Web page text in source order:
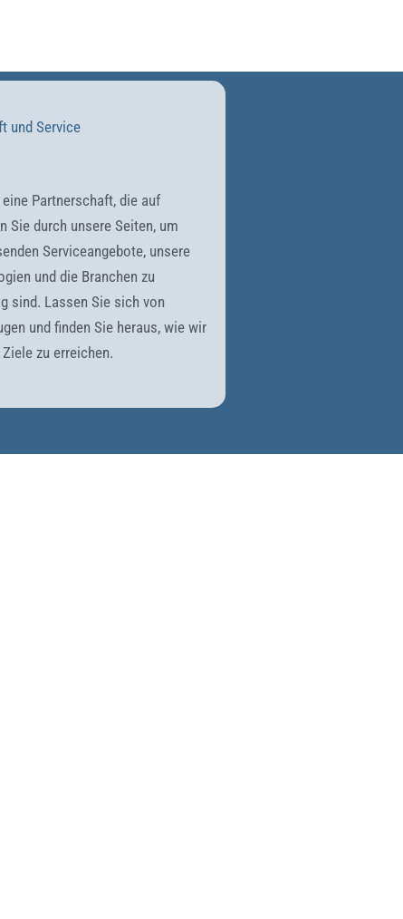
und Service
Partnerschaft, die auf
Sie durch unsere Seiten, um
Serviceangebote, unsere
und die Branchen zu
sind. Lassen Sie sich von
und finden Sie heraus, wie wir
zu erreichen.